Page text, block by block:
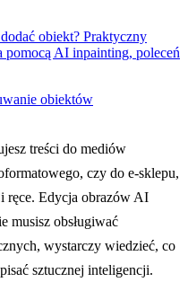
obiekt? Praktyczny
AI inpainting, poleceń
obiektów
treści do mediów
czy do e-sklepu,
ręce. Edycja obrazów AI
musisz obsługiwać
wystarczy wiedzieć, co
sztucznej inteligencji.